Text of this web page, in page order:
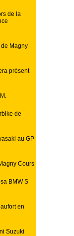
de la
Magny
présent
de
au GP
Cours
BMW S
en
Suzuki